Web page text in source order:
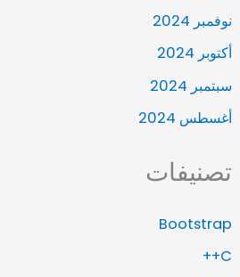
نوفمبر 2024
أكتوبر 2024
سبتمبر 2024
أغسطس 2024
تصنيفات
Bootstrap
C++